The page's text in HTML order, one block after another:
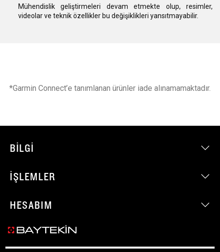
Mühendislik geliştirmeleri devam etmekte olup, resimler,
videolar ve teknik özellikler bu değişiklikleri yansıtmayabilir.
*Garmin Connect’e tanımlanan ürünler iade alınamamaktadır.
BILGI
İŞLEMLER
HESABIM